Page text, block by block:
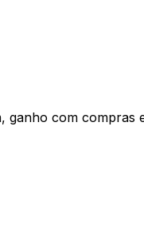
ganho com compras